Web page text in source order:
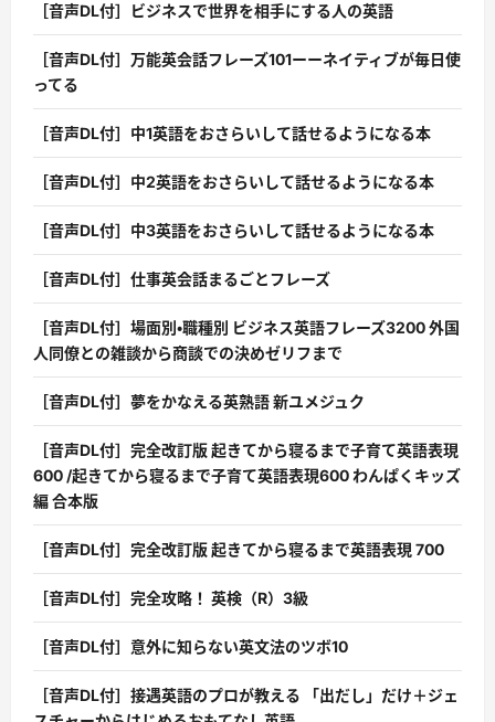
［音声DL付］ビジネスで世界を相手にする人の英語
［音声DL付］万能英会話フレーズ101ーーネイティブが毎日使
ってる
［音声DL付］中1英語をおさらいして話せるようになる本
［音声DL付］中2英語をおさらいして話せるようになる本
［音声DL付］中3英語をおさらいして話せるようになる本
［音声DL付］仕事英会話まるごとフレーズ
［音声DL付］場面別・職種別 ビジネス英語フレーズ3200 外国
人同僚との雑談から商談での決めゼリフまで
［音声DL付］夢をかなえる英熟語 新ユメジュク
［音声DL付］完全改訂版 起きてから寝るまで子育て英語表現
600 /起きてから寝るまで子育て英語表現600 わんぱくキッズ
編 合本版
［音声DL付］完全改訂版 起きてから寝るまで英語表現 700
［音声DL付］完全攻略！ 英検（R）3級
［音声DL付］意外に知らない英文法のツボ10
［音声DL付］接遇英語のプロが教える 「出だし」だけ＋ジェ